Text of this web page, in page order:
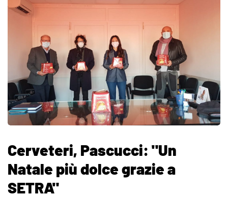
Cerveteri, Pascucci: "Un
Natale più dolce grazie a
SETRA"